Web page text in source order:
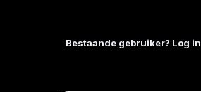
Bestaande gebruiker? Log in